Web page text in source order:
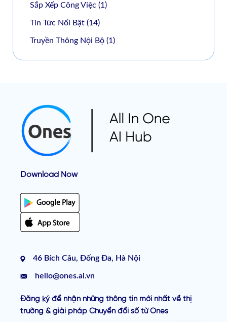
Sắp Xếp Công Việc (1)
Tin Tức Nổi Bật (14)
Truyền Thông Nội Bộ (1)
Download Now
46 Bích Câu, Đống Đa, Hà Nội
hello@ones.ai.vn
Đăng ký để nhận những thông tin mới nhất về thị
trường & giải pháp Chuyển đổi số từ Ones